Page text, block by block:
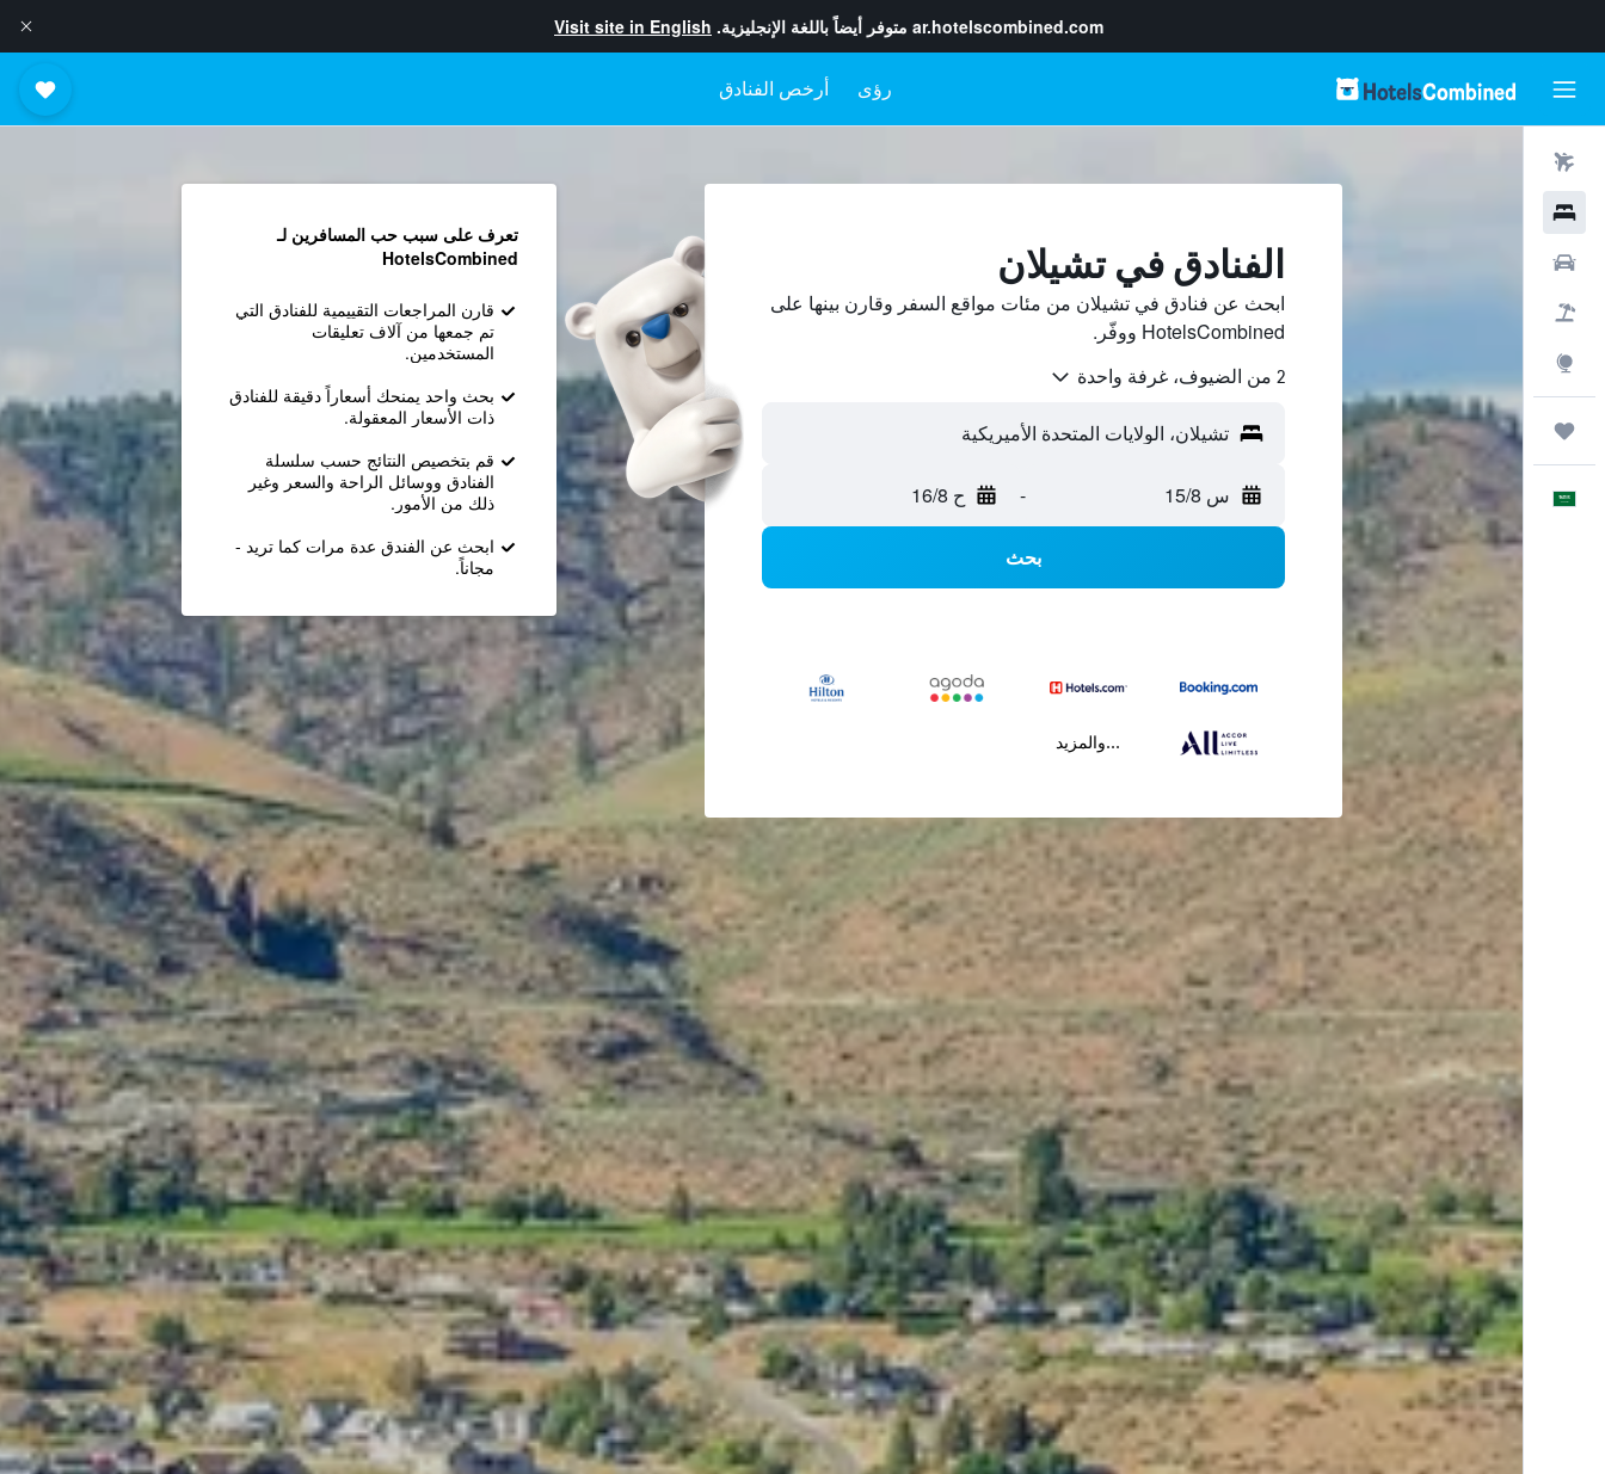
ar.hotelscombined.com متوفر أيضاً باللغة الإنجليزية. Visit site in English
رؤى أرخص الفنادق
رحلات
العَرَبِيَّة
الفنادق في تشيلان
ابحث عن فنادق في تشيلان من مئات مواقع السفر وقارن بينها على
HotelsCombined ووفّر.
2 من الضيوف، غرفة واحدة
س 15/8 - ح 16/8
بحث
...والمزيد
تعرف على سبب حب المسافرين لـ
HotelsCombined
قارن المراجعات التقييمية للفنادق التي
تم جمعها من آلاف تعليقات
المستخدمين.
بحث واحد يمنحك أسعاراً دقيقة للفنادق
ذات الأسعار المعقولة.
قم بتخصيص النتائج حسب سلسلة
الفنادق ووسائل الراحة والسعر وغير
ذلك من الأمور.
ابحث عن الفندق عدة مرات كما تريد -
مجاناً.